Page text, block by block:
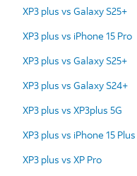
XP3 plus vs Galaxy S25+
XP3 plus vs iPhone 15 Pro
XP3 plus vs Galaxy S25+
XP3 plus vs Galaxy S24+
XP3 plus vs XP3plus 5G
XP3 plus vs iPhone 15 Plus
XP3 plus vs XP Pro